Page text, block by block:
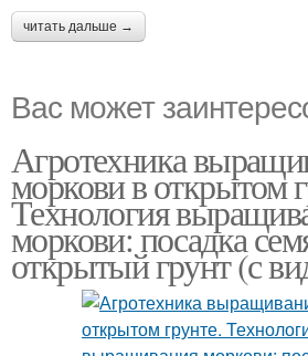
читать дальше →
Вас может
Агротехника
моркови в открытом
Технология
моркови: посадка
открытый грунт (с